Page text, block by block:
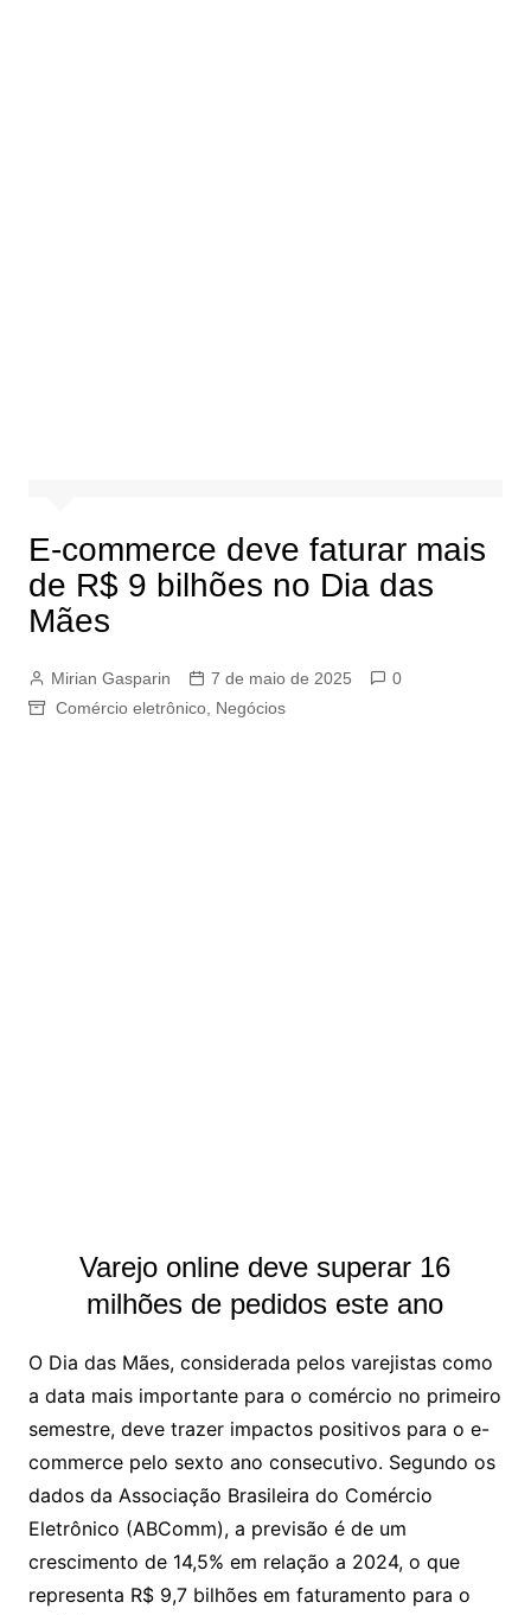
E-commerce deve faturar mais
de R$ 9 bilhões no Dia das
Mães
Mirian Gasparin 7 de maio de 2025
0
Comércio eletrônico, Negócios
Varejo online deve superar 16
milhões de pedidos este ano
O Dia das Mães, considerada pelos varejistas como
a data mais importante para o comércio no primeiro
semestre, deve trazer impactos positivos para o e-
commerce pelo sexto ano consecutivo. Segundo os
dados da Associação Brasileira do Comércio
Eletrônico (ABComm), a previsão é de um
crescimento de 14,5% em relação a 2024, o que
representa R$ 9,7 bilhões em faturamento para o